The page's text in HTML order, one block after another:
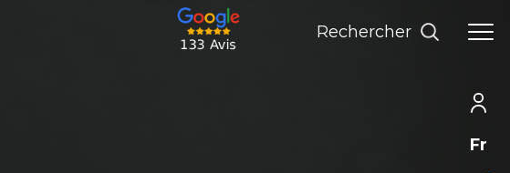
Fr
rechercher